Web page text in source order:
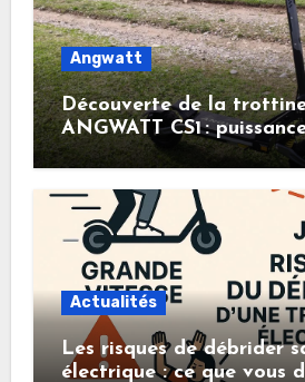
Angwatt
Découverte de la
ANGWATT CS1 :
et confort à prix malin
Actualités
Les risques de débrider
électrique : ce que vous